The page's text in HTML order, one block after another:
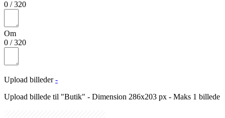
0 /320
Om
0 /320
Upload billeder -
Upload billede til "Butik" - Dimension 286x203 px - Maks 1 billede